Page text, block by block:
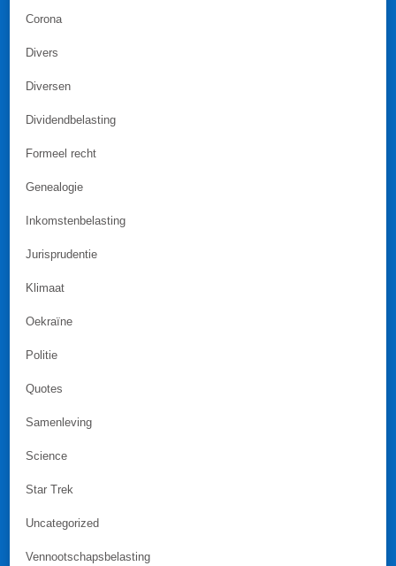
Corona
Divers
Diversen
Dividendbelasting
Formeel recht
Genealogie
Inkomstenbelasting
Jurisprudentie
Klimaat
Oekraïne
Politie
Quotes
Samenleving
Science
Star Trek
Uncategorized
Vennootschapsbelasting